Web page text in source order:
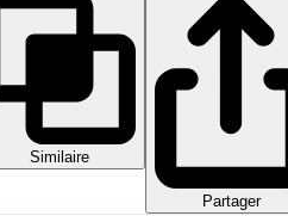
Similaire
Partager